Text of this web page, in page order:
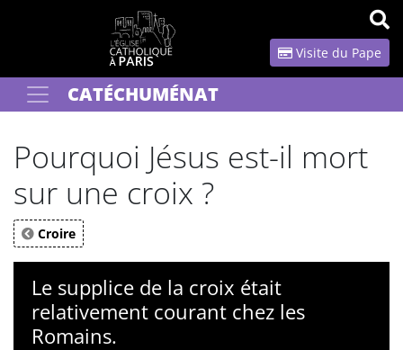
Visite du Pape
Votre rechercheCATÉCHUMÉNAT
Pourquoi Jésus est-il mort
sur une croix ?
Croire
Le supplice de la croix était
relativement courant chez les
Romains.
Panneau de gestion des cookies